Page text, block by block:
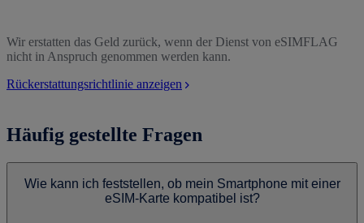
Wir erstatten das Geld zurück, wenn der Dienst von eSIMFLAG
nicht in Anspruch genommen werden kann.
Rückerstattungsrichtlinie anzeigen
Häufig gestellte Fragen
Wie kann ich feststellen, ob mein Smartphone mit einer
eSIM-Karte kompatibel ist?